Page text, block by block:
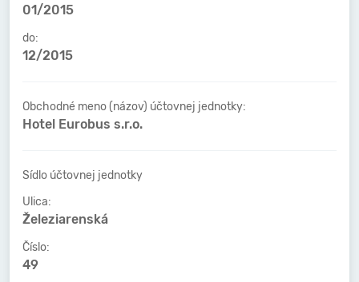
01/2015
do:
12/2015
Obchodné meno (názov) účtovnej jednotky:
Hotel Eurobus s.r.o.
Sídlo účtovnej jednotky
Ulica:
Železiarenská
Číslo:
49